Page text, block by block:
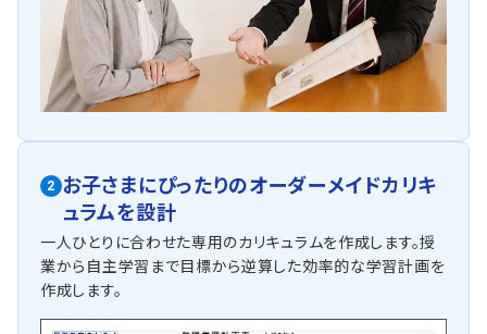
2 お子さまにぴったりのオーダーメイドカリキ
ュラムを設計
一人ひとりに合わせた専用のカリキュラムを作成します。授
業から自主学習まで目標から逆算した効率的な学習計画を
作成します。